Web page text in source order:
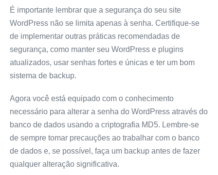
É importante lembrar que a segurança do seu site
WordPress não se limita apenas à senha. Certifique-se
de implementar outras práticas recomendadas de
segurança, como manter seu WordPress e plugins
atualizados, usar senhas fortes e únicas e ter um bom
sistema de backup.
Agora você está equipado com o conhecimento
necessário para alterar a senha do WordPress através do
banco de dados usando a criptografia MD5. Lembre-se
de sempre tomar precauções ao trabalhar com o banco
de dados e, se possível, faça um backup antes de fazer
qualquer alteração significativa.